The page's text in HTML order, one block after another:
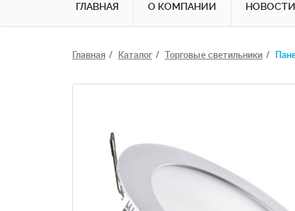
ГЛАВНАЯ О КОМПАНИИ НОВОСТИ
Главная Каталог Торговые светильники